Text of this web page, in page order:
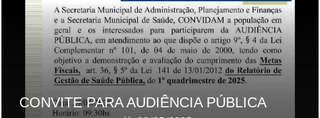
CONVITE PARA AUDIÊNCIA PÚBLICA